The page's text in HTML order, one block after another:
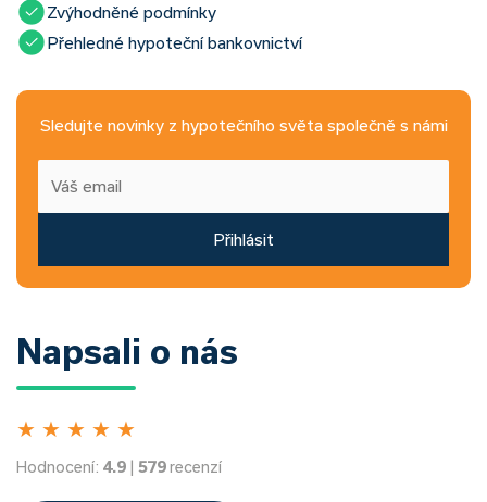
Zvýhodněné podmínky
Přehledné hypoteční bankovnictví
Sledujte novinky z hypotečního světa společně s námi
Přihlásit
Napsali o nás
★ ★ ★ ★ ★
Hodnocení: 4.9 | 579recenzí